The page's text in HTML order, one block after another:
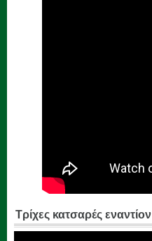
Τρίχες κατσαρές